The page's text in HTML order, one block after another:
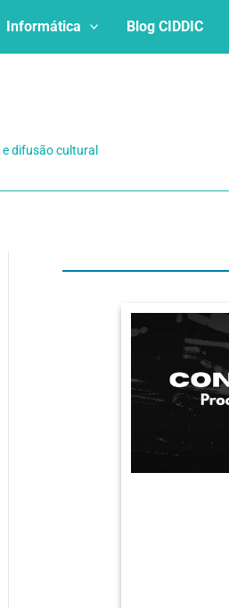
Informática Blog CIDDIC
difusão cultural